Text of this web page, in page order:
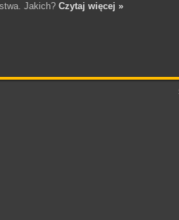
Jakich? Czytaj więcej »